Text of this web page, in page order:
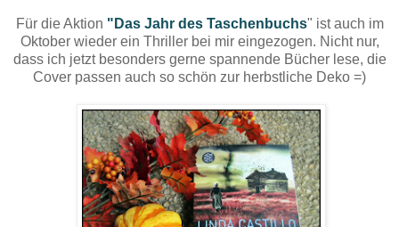
Für die Aktion "Das Jahr des Taschenbuchs" ist auch im
Oktober wieder ein Thriller bei mir eingezogen. Nicht nur,
dass ich jetzt besonders gerne spannende Bücher lese, die
Cover passen auch so schön zur herbstliche Deko =)